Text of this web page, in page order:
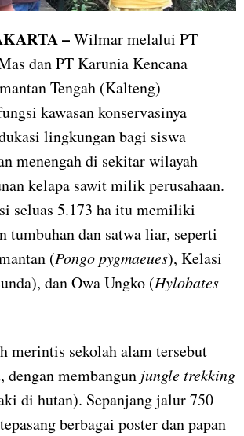
–Wilmar melalui PT
dan PT Karunia Kencana
Tengah (Kalteng)
kawasan konservasinya
lingkungan bagi siswa
menengah di sekitar wilayah
kelapa sawit milik perusahaan.
seluas 5.173 ha itu memiliki
tumbuhan dan satwa liar, seperti
(Pongo pygmaeues), Kelasi
dan Owa Ungko (Hylobates
merintis sekolah alam tersebut
dengan membangun jungle trekking
di hutan). Sepanjang jalur 750
berbagai poster dan papan